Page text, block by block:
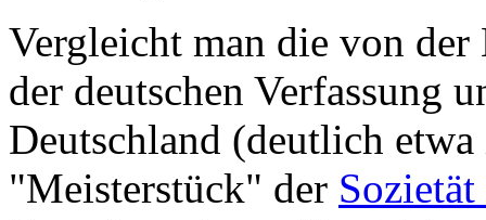
Vergleicht man die von
der deutschen Verfassung
Deutschland (deutlich
"Meisterstück" der